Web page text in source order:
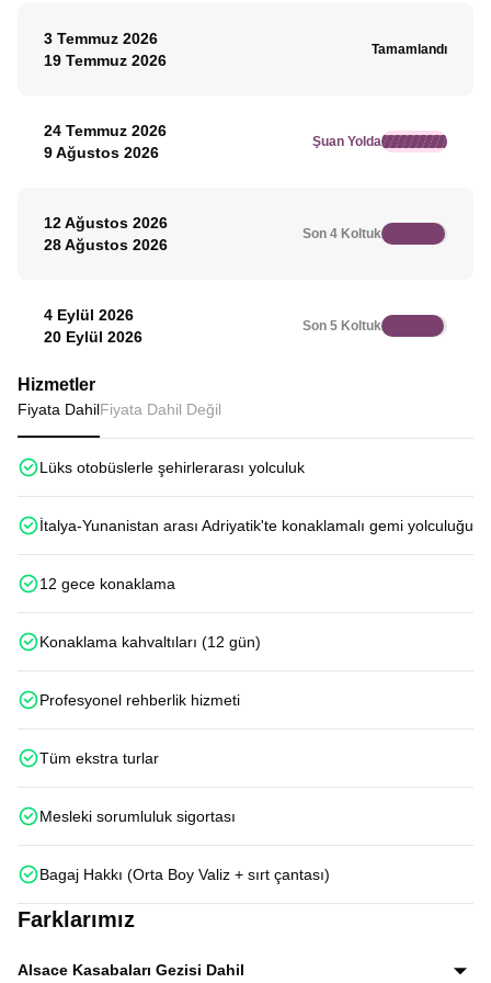
3 Temmuz 2026
19 Temmuz 2026
Tamamlandı
24 Temmuz 2026
9 Ağustos 2026
Şuan Yolda
12 Ağustos 2026
28 Ağustos 2026
Son 4 Koltuk
4 Eylül 2026
20 Eylül 2026
Son 5 Koltuk
Hizmetler
Fiyata DahilFiyata Dahil Değil
Lüks otobüslerle şehirlerarası yolculuk
İtalya-Yunanistan arası Adriyatik'te konaklamalı gemi yolculuğu
12 gece konaklama
Konaklama kahvaltıları (12 gün)
Profesyonel rehberlik hizmeti
Tüm ekstra turlar
Mesleki sorumluluk sigortası
Bagaj Hakkı (Orta Boy Valiz + sırt çantası)
Farklarımız
Alsace Kasabaları Gezisi Dahil